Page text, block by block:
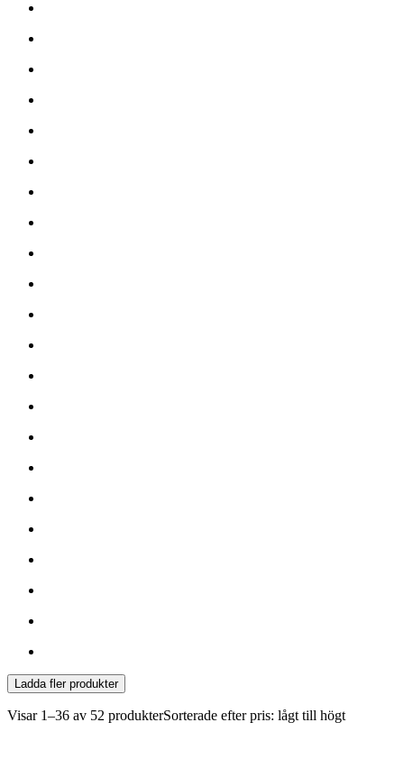
Ladda fler produkter
Visar 1–36 av 52 produkterSorterade efter pris: lågt till högt